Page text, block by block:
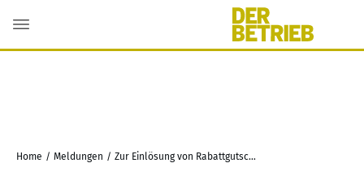
Home / Meldungen / Zur Einlösung von Rabattgutscheinen fremder Unternehmen